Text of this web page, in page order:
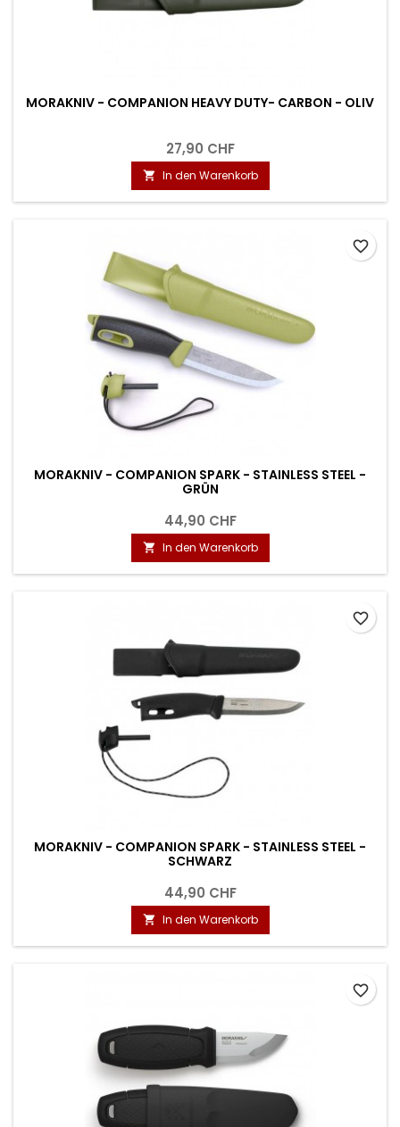
MORAKNIV - COMPANION HEAVY DUTY- CARBON - OLIV
27,90 CHF
 In den Warenkorb
MORAKNIV - COMPANION SPARK - STAINLESS STEEL -
GRÜN
44,90 CHF
 In den Warenkorb
favorite_border
MORAKNIV - COMPANION SPARK - STAINLESS STEEL -
SCHWARZ
44,90 CHF
 In den Warenkorb
favorite_border
favorite_border